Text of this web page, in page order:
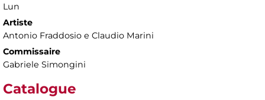
Lun
Artiste
Antonio Fraddosio e Claudio Marini
Commissaire
Gabriele Simongini
Catalogue